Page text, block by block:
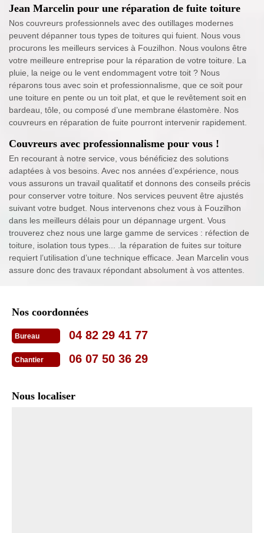
Jean Marcelin pour une réparation de fuite toiture
Nos couvreurs professionnels avec des outillages modernes
peuvent dépanner tous types de toitures qui fuient. Nous vous
procurons les meilleurs services à Fouzilhon. Nous voulons être
votre meilleure entreprise pour la réparation de votre toiture. La
pluie, la neige ou le vent endommagent votre toit ? Nous
réparons tous avec soin et professionnalisme, que ce soit pour
une toiture en pente ou un toit plat, et que le revêtement soit en
bardeau, tôle, ou composé d’une membrane élastomère. Nos
couvreurs en réparation de fuite pourront intervenir rapidement.
Couvreurs avec professionnalisme pour vous !
En recourant à notre service, vous bénéficiez des solutions
adaptées à vos besoins. Avec nos années d’expérience, nous
vous assurons un travail qualitatif et donnons des conseils précis
pour conserver votre toiture. Nos services peuvent être ajustés
suivant votre budget. Nous intervenons chez vous à Fouzilhon
dans les meilleurs délais pour un dépannage urgent. Vous
trouverez chez nous une large gamme de services : réfection de
toiture, isolation tous types... .la réparation de fuites sur toiture
requiert l’utilisation d’une technique efficace. Jean Marcelin vous
assure donc des travaux répondant absolument à vos attentes.
Nos coordonnées
Bureau 04 82 29 41 77
Chantier 06 07 50 36 29
Nous localiser